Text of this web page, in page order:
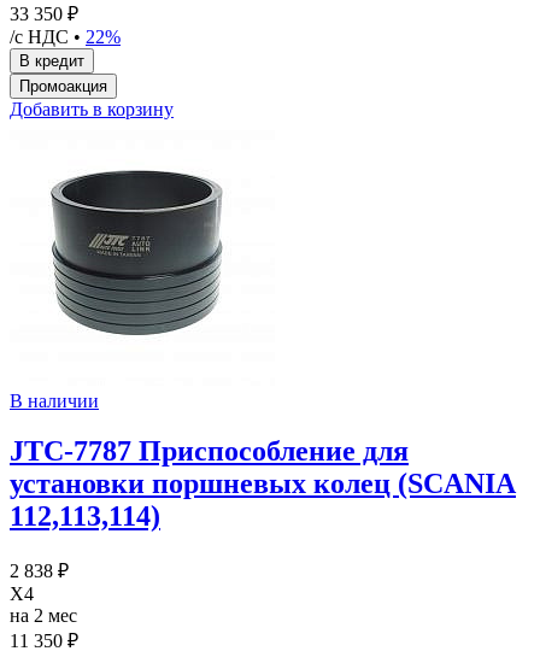
33 350 ₽
/с НДС • 22%
Добавить в корзину
В наличии
JTC-7787 Приспособление для
установки поршневых колец (SCANIA
112,113,114)
2 838 ₽
X4
на 2 мес
11 350 ₽